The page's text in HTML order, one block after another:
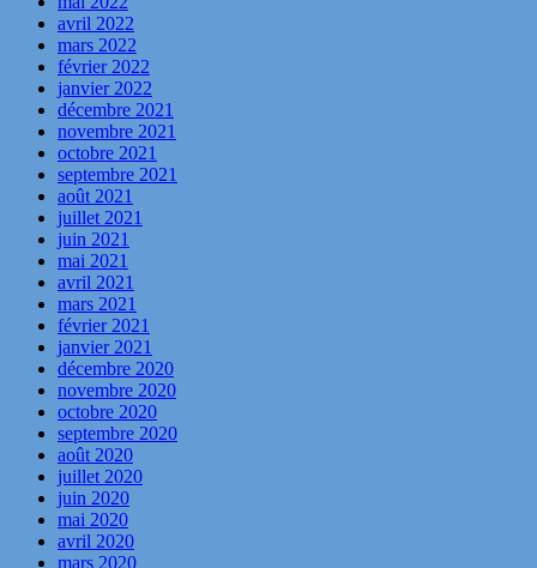
avril 2022
mars 2022
février 2022
janvier 2022
décembre 2021
novembre 2021
octobre 2021
septembre 2021
août 2021
juillet 2021
juin 2021
mai 2021
avril 2021
mars 2021
février 2021
janvier 2021
décembre 2020
novembre 2020
octobre 2020
septembre 2020
août 2020
juillet 2020
juin 2020
mai 2020
avril 2020
mars 2020